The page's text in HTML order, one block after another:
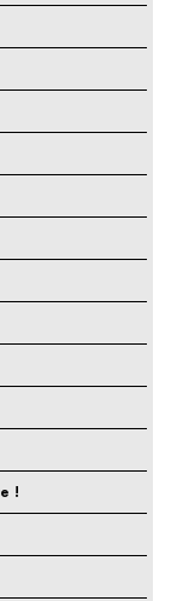
!